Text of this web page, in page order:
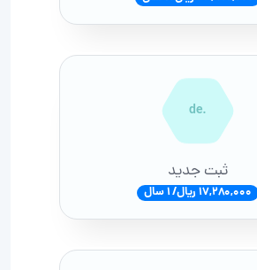
.de
ثبت جدید
17,280,000 ریال/ 1 سال